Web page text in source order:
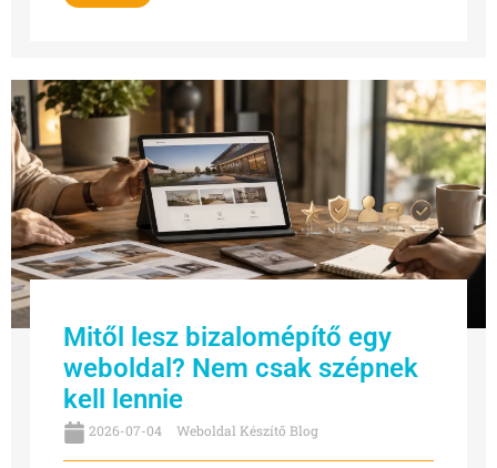
Mitől lesz bizalomépítő egy
weboldal? Nem csak szépnek
kell lennie
2026-07-04 Weboldal Készítő Blog